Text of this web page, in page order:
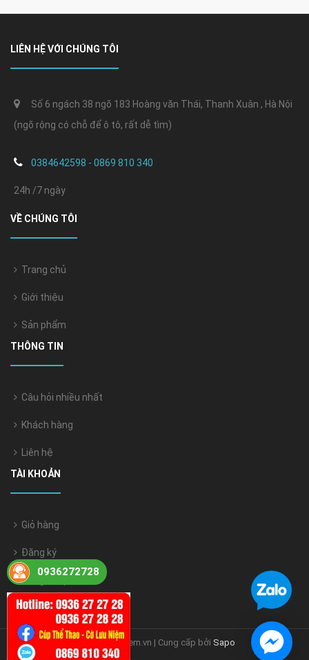
LIÊN HỆ VỚI CHÚNG TÔI
Số 6 ngách 38 ngõ 183 Hoàng văn Thái, Thanh Xuân , Hà Nội
(ngõ rộng có chỗ để ô tô, rất dễ tìm)
0384642598 - 0869 810 340
24h /7 ngày
VỀ CHÚNG TÔI
Trang chủ
Giới thiệu
Sản phẩm
THÔNG TIN
Câu hỏi nhiều nhất
Khách hàng
Liên hệ
TÀI KHOẢN
Giỏ hàng
Đăng ký
Đăng nhập
© Bản quyền thuộc về coluuniem.vn | Cung cấp bởi Sapo
0936272728